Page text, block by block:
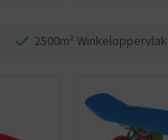
2500m²